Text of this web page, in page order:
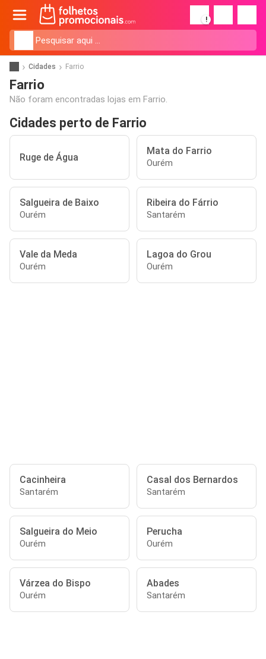
!
Cidades Farrio
Farrio
Não foram encontradas lojas em Farrio.
Cidades perto de Farrio
Ruge de Água
Mata do Farrio
Ourém
Salgueira de Baixo
Ourém
Ribeira do Fárrio
Santarém
Vale da Meda
Ourém
Lagoa do Grou
Ourém
Cacinheira
Santarém
Casal dos Bernardos
Santarém
Salgueira do Meio
Ourém
Perucha
Ourém
Várzea do Bispo
Ourém
Abades
Santarém